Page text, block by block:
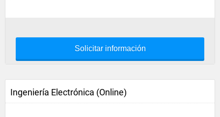
Solicitar información
Ingeniería Electrónica (Online)